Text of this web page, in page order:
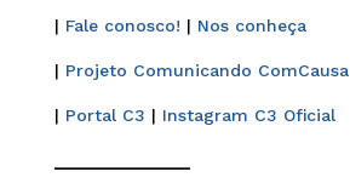
| Fale conosco! | Nos conheça
| Projeto Comunicando ComCausa
| Portal C3 | Instagram C3 Oficial